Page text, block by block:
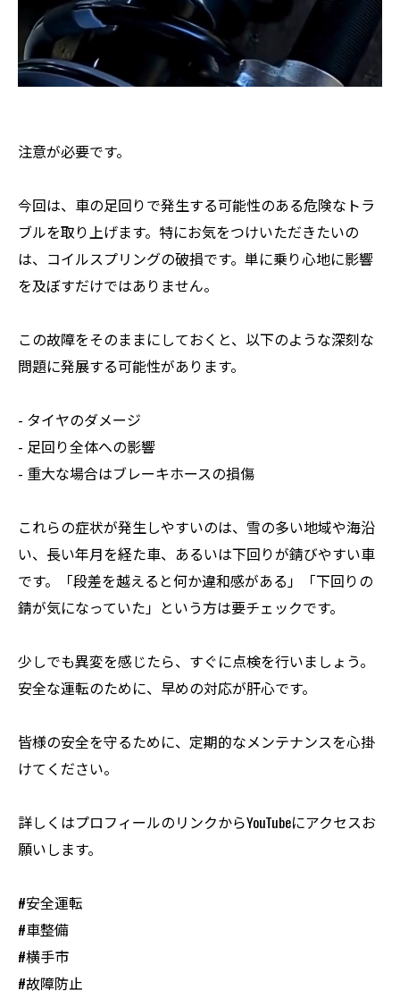
注意が必要です。
今回は、車の足回りで発生する可能性のある危険なトラ
ブルを取り上げます。特にお気をつけいただきたいの
は、コイルスプリングの破損です。単に乗り心地に影響
を及ぼすだけではありません。
この故障をそのままにしておくと、以下のような深刻な
問題に発展する可能性があります。
- タイヤのダメージ
- 足回り全体への影響
- 重大な場合はブレーキホースの損傷
これらの症状が発生しやすいのは、雪の多い地域や海沿
い、長い年月を経た車、あるいは下回りが錆びやすい車
です。「段差を越えると何か違和感がある」「下回りの
錆が気になっていた」という方は要チェックです。
少しでも異変を感じたら、すぐに点検を行いましょう。
安全な運転のために、早めの対応が肝心です。
皆様の安全を守るために、定期的なメンテナンスを心掛
けてください。
詳しくはプロフィールのリンクからYouTubeにアクセスお
願いします。
#安全運転
#車整備
#横手市
#故障防止